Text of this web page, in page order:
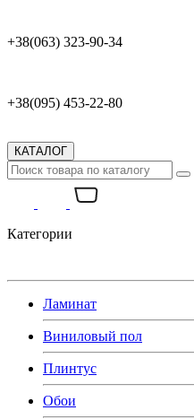
+38(063) 323-90-34
+38(095) 453-22-80
КАТАЛОГ
Категории
Ламинат
Виниловый пол
Плинтус
Обои